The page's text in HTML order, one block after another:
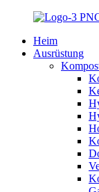
Heim
Ausrüstung